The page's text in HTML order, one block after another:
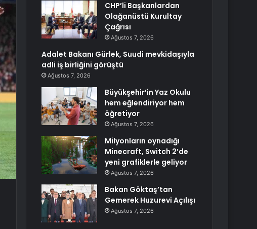
CHP’li Başkanlardan
Olağanüstü Kurultay
Çağrısı
Ağustos 7, 2026
Adalet Bakanı Gürlek, Suudi mevkidaşıyla
adli iş birliğini görüştü
Ağustos 7, 2026
Büyükşehir’in Yaz Okulu
hem eğlendiriyor hem
öğretiyor
Ağustos 7, 2026
Milyonların oynadığı
Minecraft, Switch 2’de
yeni grafiklerle geliyor
Ağustos 7, 2026
Bakan Göktaş’tan
Gemerek Huzurevi Açılışı
Ağustos 7, 2026